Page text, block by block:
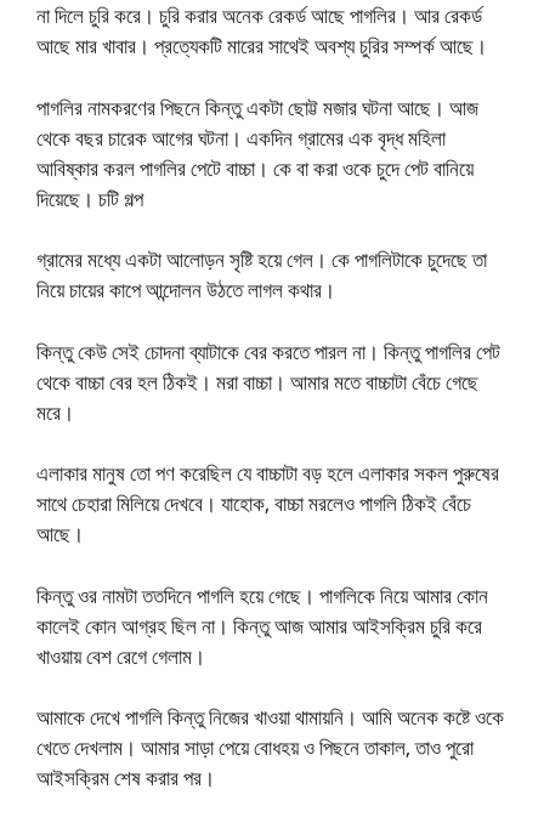
না দিলে চুরি করে। চুরি করার অনেক রেকর্ড আছে পাগলির। আর রেকর্ড
আছে মার খাবার। প্রত্যেকটি মারের সাথেই অবশ্য চুরির সম্পর্ক আছে।
পাগলির নামকরণের পিছনে কিন্তু একটা ছোট্ট মজার ঘটনা আছে। আজ
থেকে বছর চারেক আগের ঘটনা। একদিন গ্রামের এক বৃদ্ধ মহিলা
আবিষ্কার করল পাগলির পেটে বাচ্চা। কে বা করা ওকে চুদে পেট বানিয়ে
দিয়েছে। চটি গল্প
গ্রামের মধ্যে একটা আলোড়ন সৃষ্টি হয়ে গেল। কে পাগলিটাকে চুদেছে তা
নিয়ে চায়ের কাপে আন্দোলন উঠতে লাগল কথার।
কিন্তু কেউ সেই চোদনা ব্যাটাকে বের করতে পারল না। কিন্তু পাগলির পেট
থেকে বাচ্চা বের হল ঠিকই। মরা বাচ্চা। আমার মতে বাচ্চাটা বেঁচে গেছে
মরে।
এলাকার মানুষ তো পণ করেছিল যে বাচ্চাটা বড় হলে এলাকার সকল পুরুষের
সাথে চেহারা মিলিয়ে দেখবে। যাহোক, বাচ্চা মরলেও পাগলি ঠিকই বেঁচে
আছে।
কিন্তু ওর নামটা ততদিনে পাগলি হয়ে গেছে। পাগলিকে নিয়ে আমার কোন
কালেই কোন আগ্রহ ছিল না। কিন্তু আজ আমার আইসক্রিম চুরি করে
খাওয়ায় বেশ রেগে গেলাম।
আমাকে দেখে পাগলি কিন্তু নিজের খাওয়া থামায়নি। আমি অনেক কষ্টে ওকে
খেতে দেখলাম। আমার সাড়া পেয়ে বোধহয় ও পিছনে তাকাল, তাও পুরো
আইসক্রিম শেষ করার পর।